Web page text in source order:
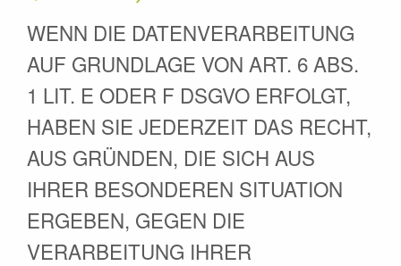
WENN DIE DATENVERARBEITUNG
AUF GRUNDLAGE VON ART. 6 ABS.
1 LIT. E ODER F DSGVO ERFOLGT,
HABEN SIE JEDERZEIT DAS RECHT,
AUS GRÜNDEN, DIE SICH AUS
IHRER BESONDEREN SITUATION
ERGEBEN, GEGEN DIE
VERARBEITUNG IHRER